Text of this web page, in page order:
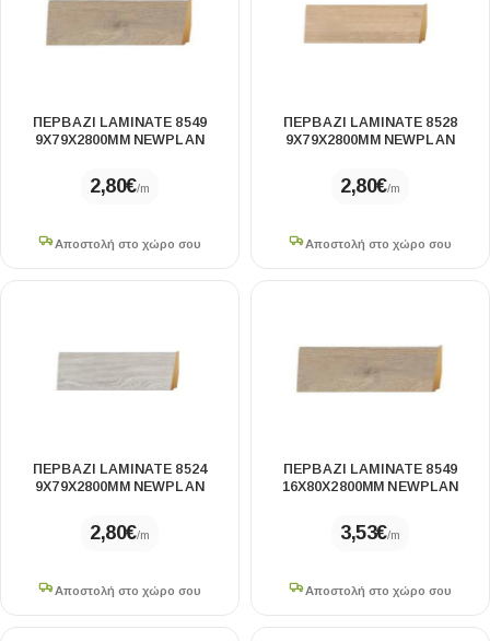
ΠΕΡΒΑΖΙ LAMINATE 8549
9Χ79X2800MM NEWPLAN
2,80€/m
Αποστολή στο χώρο σου
ΠΕΡΒΑΖΙ LAMINATE 8528
9Χ79X2800MM NEWPLAN
2,80€/m
Αποστολή στο χώρο σου
ΠΕΡΒΑΖΙ LAMINATE 8524
9Χ79X2800MM NEWPLAN
2,80€/m
Αποστολή στο χώρο σου
ΠΕΡΒΑΖΙ LAMINATE 8549
16Χ80X2800MM NEWPLAN
3,53€/m
Αποστολή στο χώρο σου